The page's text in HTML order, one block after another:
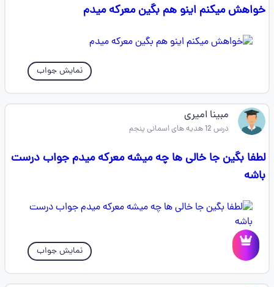
خواهش میکنم اینو هم بگین معرکه میدم
نمایش جواب
مبینا امیری
درس 12 هدیه های اسمانی پنجم
لطفا بگین جا خالی ها چه میشه معرکه میدم جواب درست
باشه
نمایش جواب